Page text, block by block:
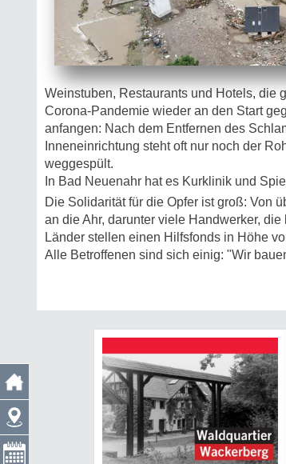
Weinstuben, Restaurants und Hotels, die
Corona-Pandemie wieder an den Start
anfangen: Nach dem Entfernen des
Inneneinrichtung steht oft nur noch der
weggespült.
In Bad Neuenahr hat es Kurklinik und
Die Solidarität für die Opfer ist groß: Von
an die Ahr, darunter viele Handwerker,
Länder stellen einen Hilfsfonds in Höhe
Alle Betroffenen sind sich einig: "Wir